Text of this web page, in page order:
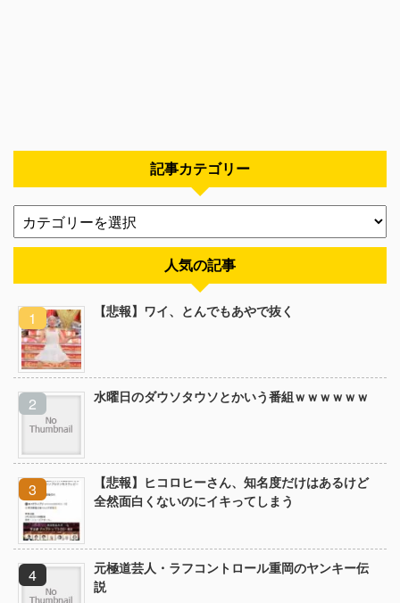
記事カテゴリー
人気の記事
【悲報】ワイ、とんでもあやで抜く
水曜日のダウソタウソとかいう番組ｗｗｗｗｗｗ
【悲報】ヒコロヒーさん、知名度だけはあるけど
全然面白くないのにイキってしまう
元極道芸人・ラフコントロール重岡のヤンキー伝
説